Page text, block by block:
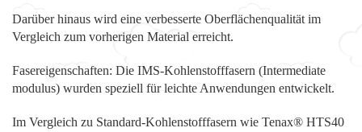
Darüber hinaus wird eine verbesserte Oberflächenqualität im
Vergleich zum vorherigen Material erreicht.
Fasereigenschaften: Die IMS-Kohlenstofffasern (Intermediate
modulus) wurden speziell für leichte Anwendungen entwickelt.
Im Vergleich zu Standard-Kohlenstofffasern wie Tenax® HTS40